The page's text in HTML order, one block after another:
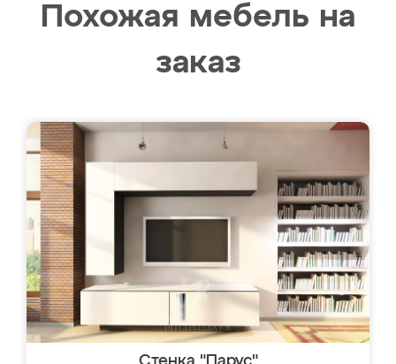
Похожая мебель на
заказ